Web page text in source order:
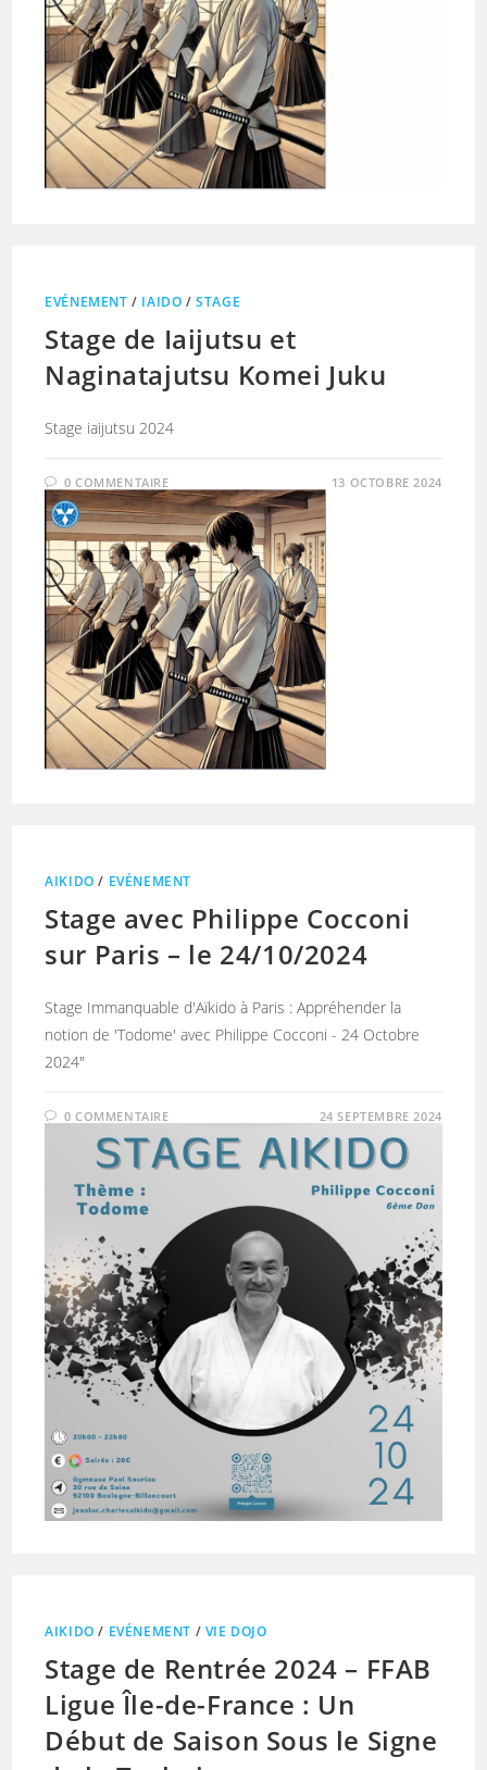
EVÉNEMENT / IAIDO /STAGE
Stage de Iaijutsu et
Naginatajutsu Komei Juku
Stage iaijutsu 2024
0 COMMENTAIRE 13 OCTOBRE 2024
AIKIDO / EVÉNEMENT
Stage avec Philippe Cocconi
sur Paris – le 24/10/2024
Stage Immanquable d'Aïkido à Paris : Appréhender la
notion de 'Todome' avec Philippe Cocconi - 24 Octobre
2024"
0 COMMENTAIRE 24 SEPTEMBRE 2024
AIKIDO / EVÉNEMENT / VIE DOJO
Stage de Rentrée 2024 – FFAB
Ligue Île-de-France : Un
Début de Saison Sous le Signe